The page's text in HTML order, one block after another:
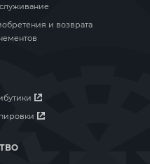
и возврата